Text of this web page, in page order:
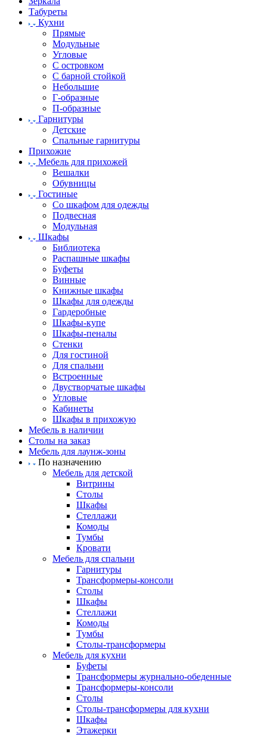
Табуреты
Кухни
Прямые
Модульные
Угловые
С островком
С барной стойкой
Небольшие
Г-образные
П-образные
Гарнитуры
Детские
Спальные гарнитуры
Прихожие
Мебель для прихожей
Вешалки
Обувницы
Гостиные
Со шкафом для одежды
Подвесная
Модульная
Шкафы
Библиотека
Распашные шкафы
Буфеты
Винные
Книжные шкафы
Шкафы для одежды
Гардеробные
Шкафы-купе
Шкафы-пеналы
Стенки
Для гостиной
Для спальни
Встроенные
Двустворчатые шкафы
Угловые
Кабинеты
Шкафы в прихожую
Мебель в наличии
Столы на заказ
Мебель для лаунж-зоны
По назначению
Мебель для детской
Витрины
Столы
Шкафы
Стеллажи
Комоды
Тумбы
Кровати
Мебель для спальни
Гарнитуры
Трансформеры-консоли
Столы
Шкафы
Стеллажи
Комоды
Тумбы
Столы-трансформеры
Мебель для кухни
Буфеты
Трансформеры журнально-обеденные
Трансформеры-консоли
Столы
Столы-трансформеры для кухни
Шкафы
Этажерки